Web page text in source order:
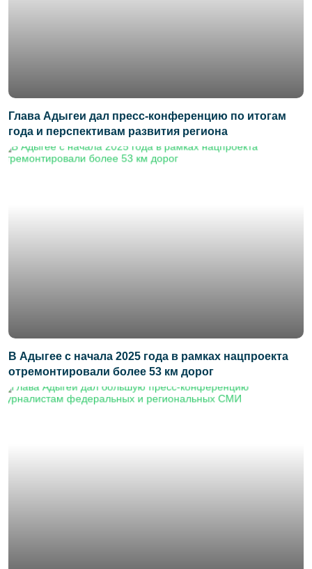
Глава Адыгеи дал пресс-конференцию по итогам
года и перспективам развития региона
В Адыгее с начала 2025 года в рамках нацпроекта
отремонтировали более 53 км дорог